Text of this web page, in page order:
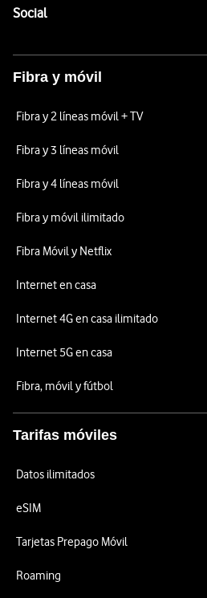
SocialEnlaces a las redes sociales
Fibra y móvil
Fibra y 2 líneas móvil + TV
Fibra y 3 líneas móvil
Fibra y 4 líneas móvil
Fibra y móvil ilimitado
Fibra Móvil y Netflix
Internet en casa
Internet 4G en casa ilimitado
Internet 5G en casa
Fibra, móvil y fútbol
Tarifas móviles
Datos ilimitados
eSIM
Tarjetas Prepago Móvil
Roaming